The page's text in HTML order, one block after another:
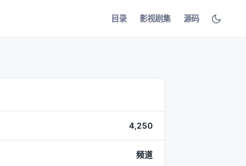
目录 影视剧集 源码
4,250
频道